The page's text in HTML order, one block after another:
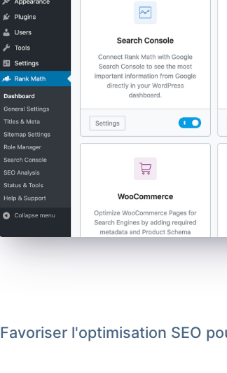
Favoriser l'optimisation SEO